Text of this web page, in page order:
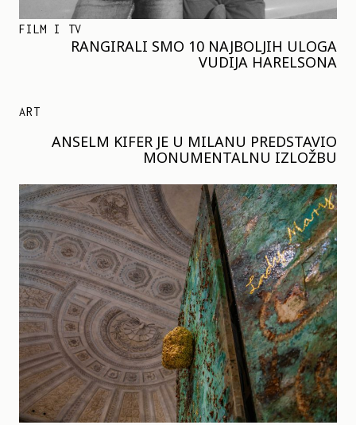
FILM I TV
RANGIRALI SMO 10 NAJBOLJIH ULOGA
VUDIJA HARELSONA
ART
ANSELM KIFER JE U MILANU PREDSTAVIO
MONUMENTALNU IZLOŽBU